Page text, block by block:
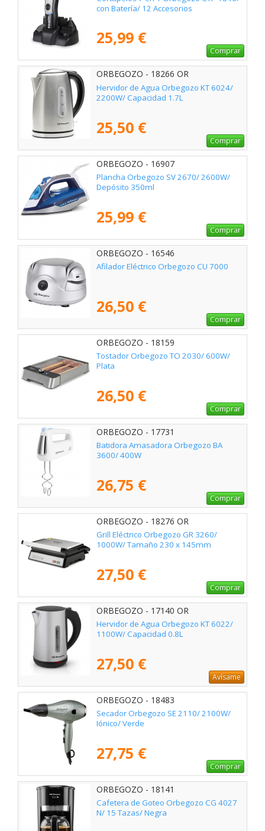
con Batería/ 12 Accesorios
25,99 €
Comprar
ORBEGOZO - 18266 OR
Hervidor de Agua Orbegozo KT 6024/
2200W/ Capacidad 1.7L
25,50 €
Comprar
ORBEGOZO - 16907
Plancha Orbegozo SV 2670/ 2600W/
Depósito 350ml
25,99 €
Comprar
ORBEGOZO - 16546
Afilador Eléctrico Orbegozo CU 7000
26,50 €
Comprar
ORBEGOZO - 18159
Tostador Orbegozo TO 2030/ 600W/
Plata
26,50 €
Comprar
ORBEGOZO - 17731
Batidora Amasadora Orbegozo BA
3600/ 400W
26,75 €
Comprar
ORBEGOZO - 18276 OR
Grill Eléctrico Orbegozo GR 3260/
1000W/ Tamaño 230 x 145mm
27,50 €
Comprar
ORBEGOZO - 17140 OR
Hervidor de Agua Orbegozo KT 6022/
1100W/ Capacidad 0.8L
27,50 €
Avísame
ORBEGOZO - 18483
Secador Orbegozo SE 2110/ 2100W/
Iónico/ Verde
27,75 €
Comprar
ORBEGOZO - 18141
Cafetera de Goteo Orbegozo CG 4027
N/ 15 Tazas/ Negra